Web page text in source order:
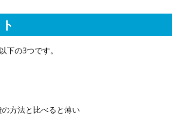
下の3つです。
方法と比べると薄い